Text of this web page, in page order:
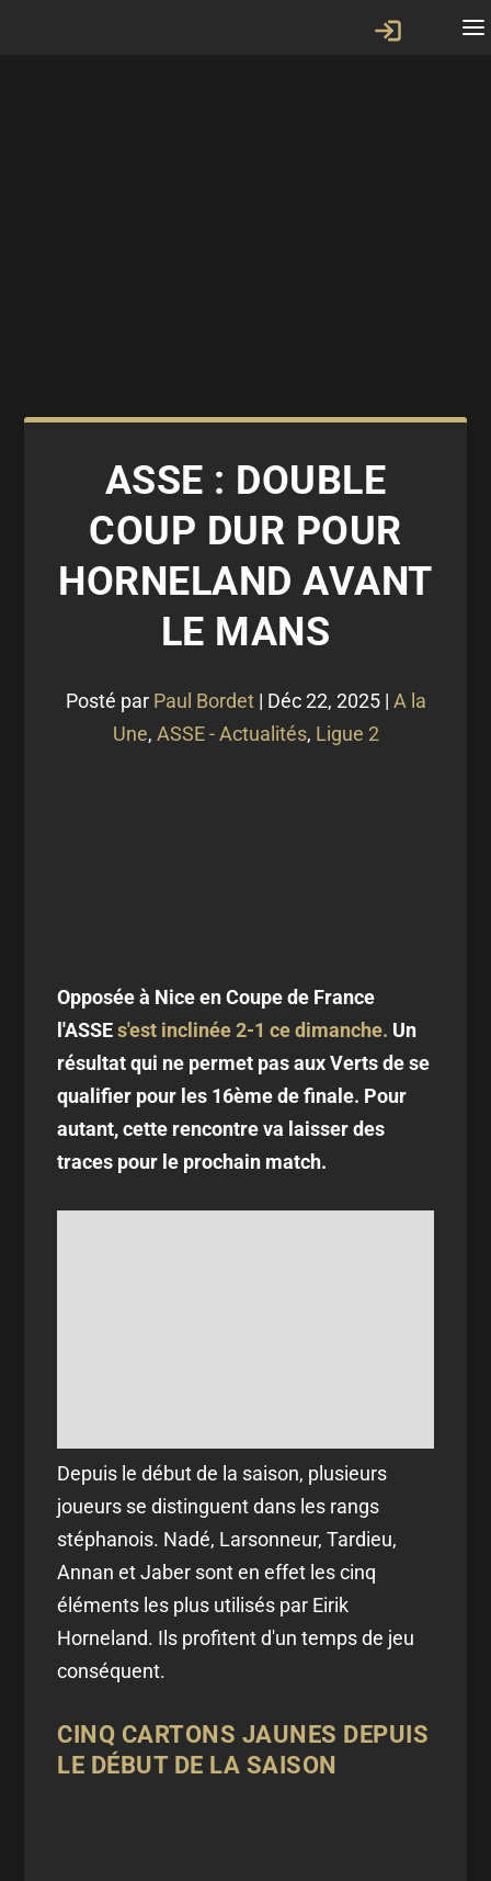
ASSE : DOUBLE
COUP DUR POUR
HORNELAND AVANT
LE MANS
Posté par Paul Bordet| Déc 22, 2025| A la
Une, ASSE - Actualités, Ligue 2
Opposée à Nice en Coupe de France
l'ASSEs'est inclinée 2-1 ce dimanche. Un
résultat qui ne permet pas aux Verts de se
qualifier pour les 16ème de finale. Pour
autant, cette rencontre va laisser des
traces pour le prochain match.
Depuis le début de la saison, plusieurs
joueurs se distinguent dans les rangs
stéphanois. Nadé, Larsonneur, Tardieu,
Annan et Jaber sont en effet les cinq
éléments les plus utilisés par Eirik
Horneland. Ils profitent d'un temps de jeu
conséquent.
CINQ CARTONS JAUNES DEPUIS
LE DÉBUT DE LA SAISON